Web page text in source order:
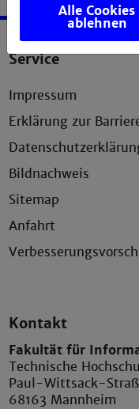
Service
Impressum
Erklärung zur
Bildnachweis
Sitemap
Anfahrt
Kontakt
Fakultät für
Technische
Paul-Wittsack-
68163 Mannheim
Alle Cookies
ablehnen